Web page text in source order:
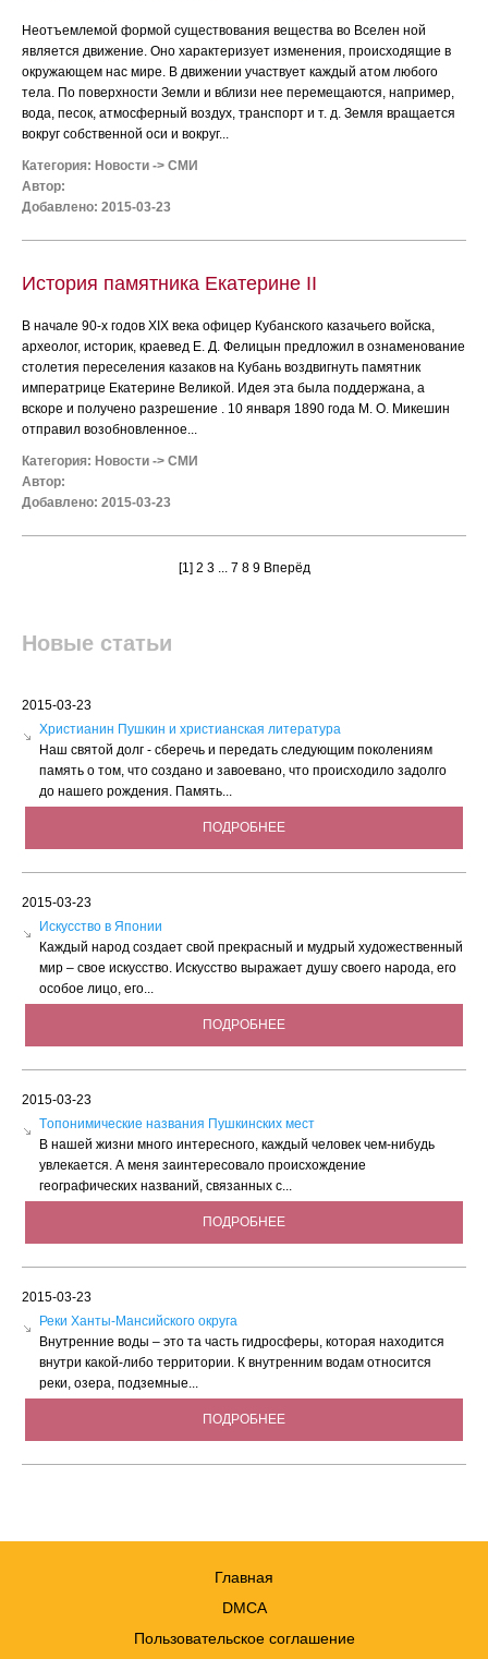
Неотъемлемой формой существования вещества во Вселен ной
является движение. Оно характеризует изменения, происходящие в
окружающем нас мире. В движении участвует каждый атом любого
тела. По поверхности Земли и вблизи нее перемещаются, например,
вода, песок, атмосферный воздух, транспорт и т. д. Земля вращается
вокруг собственной оси и вокруг...
Категория: Новости -> СМИ
Автор:
Добавлено: 2015-03-23
История памятника Екатерине II
В начале 90-х годов XIX века офицер Кубанского казачьего войска,
археолог, историк, краевед Е. Д. Фелицын предложил в ознаменование
столетия переселения казаков на Кубань воздвигнуть памятник
императрице Екатерине Великой. Идея эта была поддержана, а
вскоре и получено разрешение . 10 января 1890 года М. О. Микешин
отправил возобновленное...
Категория: Новости -> СМИ
Автор:
Добавлено: 2015-03-23
[1] 2 3... 7 8 9 Вперёд
Новые статьи
2015-03-23
Христианин Пушкин и христианская литература
Наш святой долг - сберечь и передать следующим поколениям
память о том, что создано и завоевано, что происходило задолго
до нашего рождения. Память...
ПОДРОБНЕЕ
2015-03-23
Искусство в Японии
Каждый народ создает свой прекрасный и мудрый художественный
мир – свое искусство. Искусство выражает душу своего народа, его
особое лицо, его...
ПОДРОБНЕЕ
2015-03-23
Tопонимические названия Пушкинских мест
В нашей жизни много интересного, каждый человек чем-нибудь
увлекается. А меня заинтересовало происхождение
географических названий, связанных с...
ПОДРОБНЕЕ
2015-03-23
Реки Ханты-Мансийского округа
Внутренние воды – это та часть гидросферы, которая находится
внутри какой-либо территории. К внутренним водам относится
реки, озера, подземные...
ПОДРОБНЕЕ
Главная
DMCA
Пользовательское соглашение